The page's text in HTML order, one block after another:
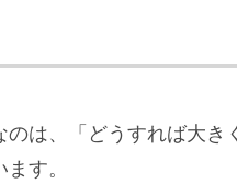
は、「どうすれば大き
す。